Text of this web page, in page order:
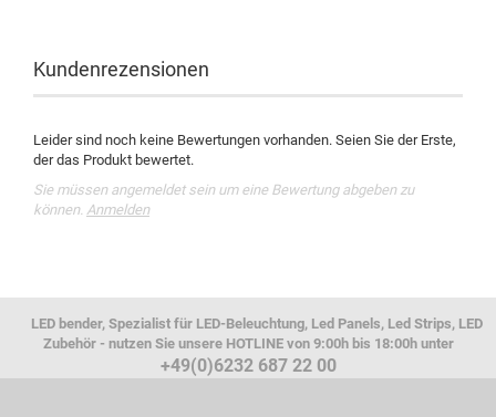
Kundenrezensionen
Leider sind noch keine Bewertungen vorhanden. Seien Sie der Erste,
der das Produkt bewertet.
Sie müssen angemeldet sein um eine Bewertung abgeben zu
können. Anmelden
LED bender, Spezialist für LED-Beleuchtung, Led Panels, Led Strips, LED
Zubehör - nutzen Sie unsere HOTLINE von 9:00h bis 18:00h unter
+49(0)6232 687 22 00